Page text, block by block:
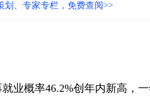
划、专家专栏，免费查阅>>
业概率46.2%创年内新高，